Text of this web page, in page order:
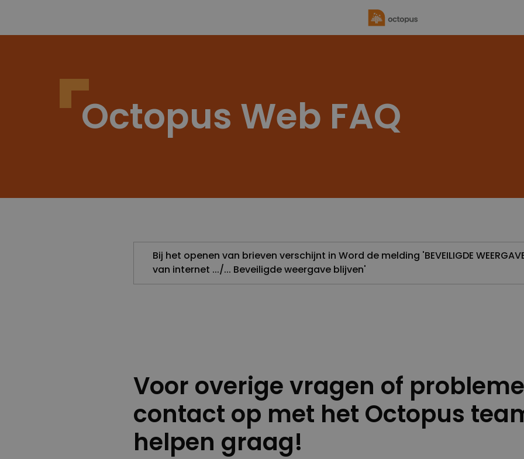
Octopus Web FAQ
Bij het openen van brieven verschijnt in Word de melding 'BEVEILIGDE
van internet .../... Beveiligde weergave blijven'
Voor overige vragen of
contact op met het Octopus
helpen graag!